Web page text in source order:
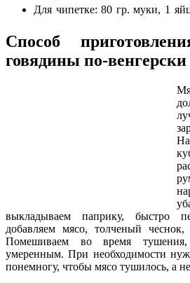
Для чипетке: 80 гр. муки, 1
Способ
говядины по-венгерски
выкладываем паприку, быстро
добавляем мясо, толченый
Помешиваем во время
умеренным. При необходимости
понемногу, чтобы мясо тушилось, а